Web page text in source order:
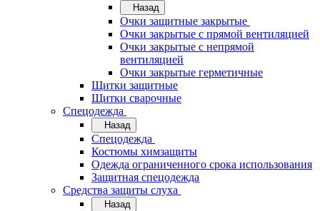
Назад
Очки защитные закрытые
Очки закрытые с прямой вентиляцией
Очки закрытые с непрямой
вентиляцией
Очки закрытые герметичные
Щитки защитные
Щитки сварочные
Спецодежда
Назад
Спецодежда
Костюмы химзащиты
Одежда ограниченного срока использования
Защитная спецодежда
Средства защиты слуха
Назад